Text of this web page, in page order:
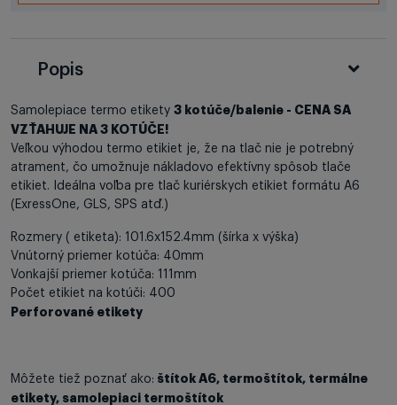
Popis
Samolepiace termo etikety 3 kotúče/balenie - CENA SA
VZŤAHUJE NA 3 KOTÚČE!
Veľkou výhodou termo etikiet je, že na tlač nie je potrebný
atrament, čo umožnuje nákladovo efektívny spôsob tlače
etikiet. Ideálna voľba pre tlač kuriérskych etikiet formátu A6
(ExressOne, GLS, SPS atď.)
Rozmery ( etiketa): 101.6x152.4mm (šírka x výška)
Vnútorný priemer kotúča: 40mm
Vonkajší priemer kotúča: 111mm
Počet etikiet na kotúči: 400
Perforované etikety
Môžete tiež poznať ako: štítok A6, termoštítok, termálne
etikety, samolepiaci termoštítok